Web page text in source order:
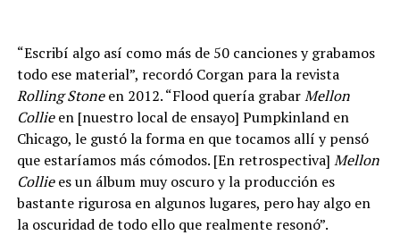
“Escribí algo así como más de 50 canciones y grabamos
todo ese material”, recordó Corgan para la revista
Rolling Stoneen 2012. “Flood quería grabarMellon
Collieen [nuestro local de ensayo] Pumpkinland en
Chicago, le gustó la forma en que tocamos allí y pensó
que estaríamos más cómodos. [En retrospectiva] Mellon
Colliees un álbum muy oscuro y la producción es
bastante rigurosa en algunos lugares, pero hay algo en
la oscuridad de todo ello que realmente resonó”.